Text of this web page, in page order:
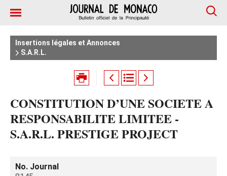
Insertions légales et Annonces
S.A.R.L.
CONSTITUTION D’UNE SOCIETE A
RESPONSABILITE LIMITEE -
S.A.R.L. PRESTIGE PROJECT
No. Journal